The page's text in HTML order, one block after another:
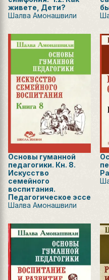
живете, Дети?
Шалва Амонашвили
Основы гуманной
педагогики. Кн. 8.
Искусство
семейного
воспитания.
Педагогическое эссе
Шалва Амонашвили